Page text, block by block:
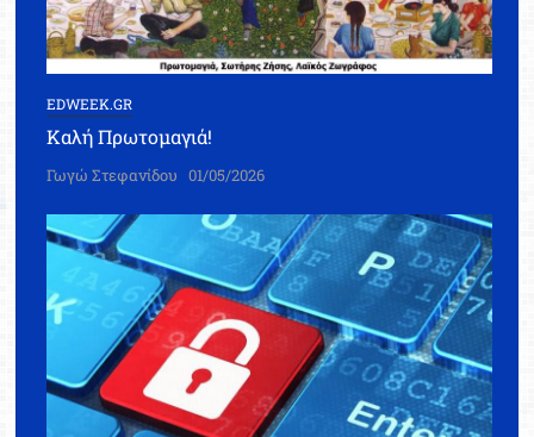
EDWEEK.GR
Καλή Πρωτομαγιά!
Γωγώ Στεφανίδου 01/05/2026